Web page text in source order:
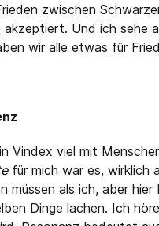
zwischen
Und ich sehe
wir alle etwas für
Vindex viel mit
für mich war es, wirklich
müssen als ich, aber
Dinge lachen. Ich